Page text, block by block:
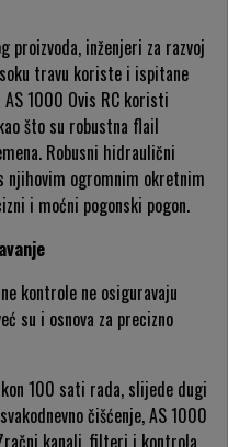
proizvoda, inženjeri za razvoj
travu koriste i ispitane
1000 Ovis RC koristi
što su robustna flail
Robusni hidraulični
njihovim ogromnim okretnim
i moćni pogonski pogon.
kontrole ne osiguravaju
su i osnova za precizno
100 sati rada, slijede dugi
čišćenje, AS 1000
kanali, filteri i kontrola